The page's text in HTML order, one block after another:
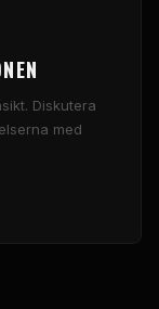
Diskutera
med